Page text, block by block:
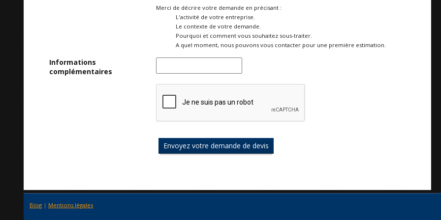
Merci de décrire votre demande en précisant :
L'activité de votre entreprise.
Le contexte de votre demande.
Pourquoi et comment vous souhaitez sous-traiter.
A quel moment, nous pouvons vous contacter pour une première estimation.
Informations
complémentaires
Blog | Mentions légales